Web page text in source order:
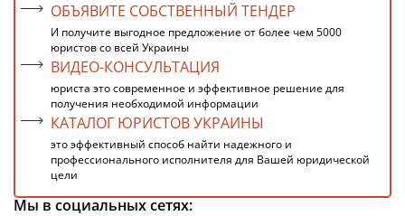
ОБЪЯВИТЕ СОБСТВЕННЫЙ ТЕНДЕР
И получите выгодное предложение от более чем 5000
юристов со всей Украины
ВИДЕО-КОНСУЛЬТАЦИЯ
юриста это современное и эффективное решение для
получения необходимой информации
КАТАЛОГ ЮРИСТОВ УКРАИНЫ
это эффективный способ найти надежного и
профессионального исполнителя для Вашей юридической
цели
Мы в социальных сетях: